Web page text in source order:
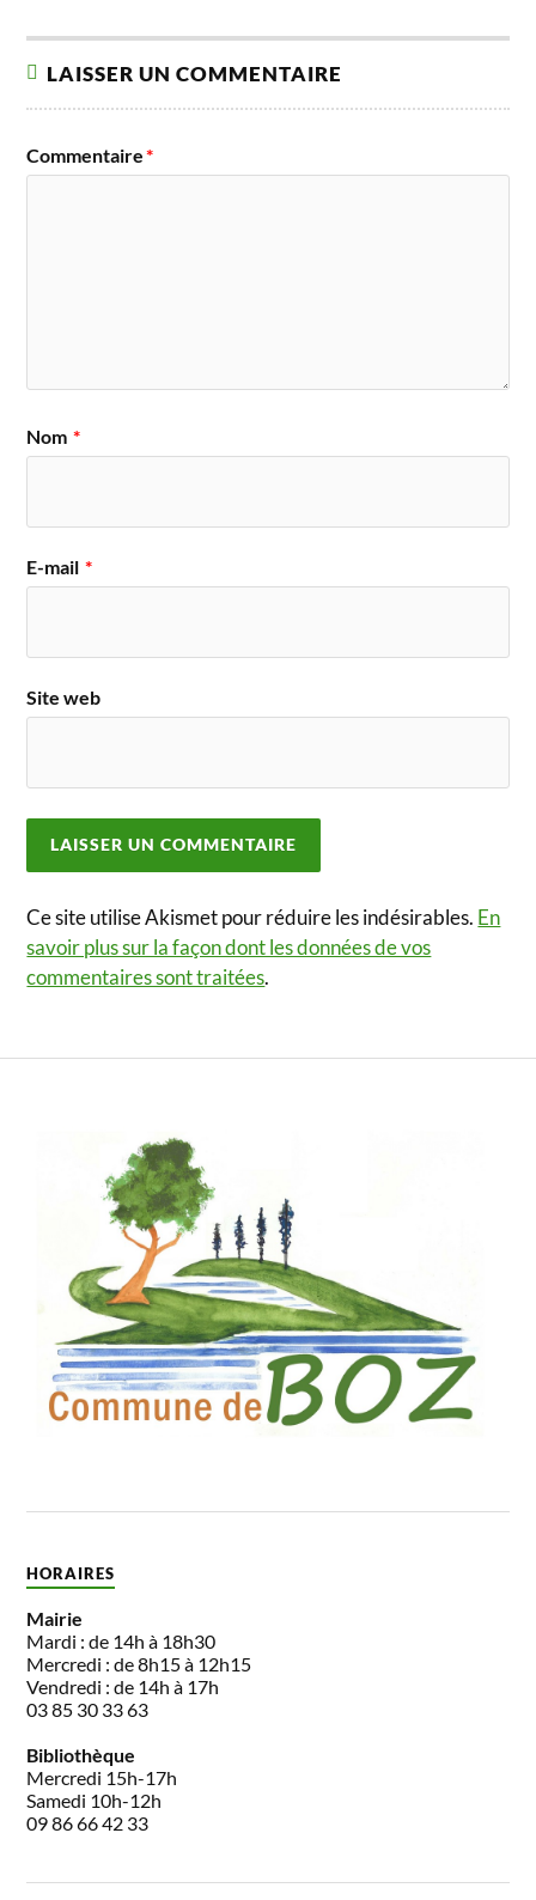
LAISSER UN COMMENTAIRE
Commentaire*
Nom *
E-mail *
Site web
Ce site utilise Akismet pour réduire les indésirables. En
savoir plus sur la façon dont les données de vos
commentaires sont traitées.
HORAIRES
Mairie
Mardi : de 14h à 18h30
Mercredi : de 8h15 à 12h15
Vendredi : de 14h à 17h
03 85 30 33 63
Bibliothèque
Mercredi 15h-17h
Samedi 10h-12h
09 86 66 42 33